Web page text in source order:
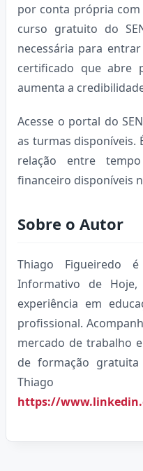
por conta própria
curso gratuito do
necessária para
certificado que abre
aumenta a
Acesse o portal do
as turmas disponíveis.
relação entre
financeiro disponíveis
Sobre o Autor
Thiago Figueiredo
Informativo de
experiência em
profissional.
mercado de trabalho
de formação
Thiago
https://